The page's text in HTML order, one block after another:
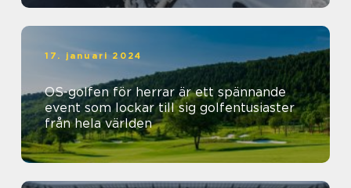
17. januari 2024
OS-golfen för herrar är ett spännande
event som lockar till sig golfentusiaster
från hela världen